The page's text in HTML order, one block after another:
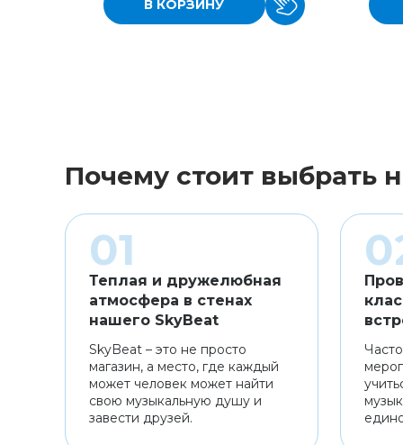
В КОРЗИНУ
Почему стоит выбрать
Теплая и дружелюбная
атмосфера в стенах
нашего SkyBeat
SkyBeat – это не просто
магазин, а место, где каждый
может человек может найти
свою музыкальную душу и
завести друзей.